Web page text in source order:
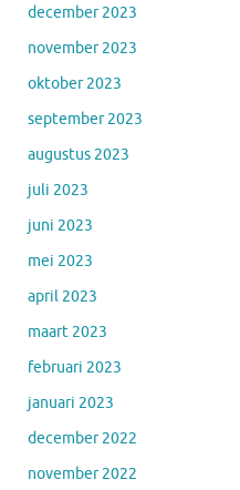
december 2023
november 2023
oktober 2023
september 2023
augustus 2023
juli 2023
juni 2023
mei 2023
april 2023
maart 2023
februari 2023
januari 2023
december 2022
november 2022